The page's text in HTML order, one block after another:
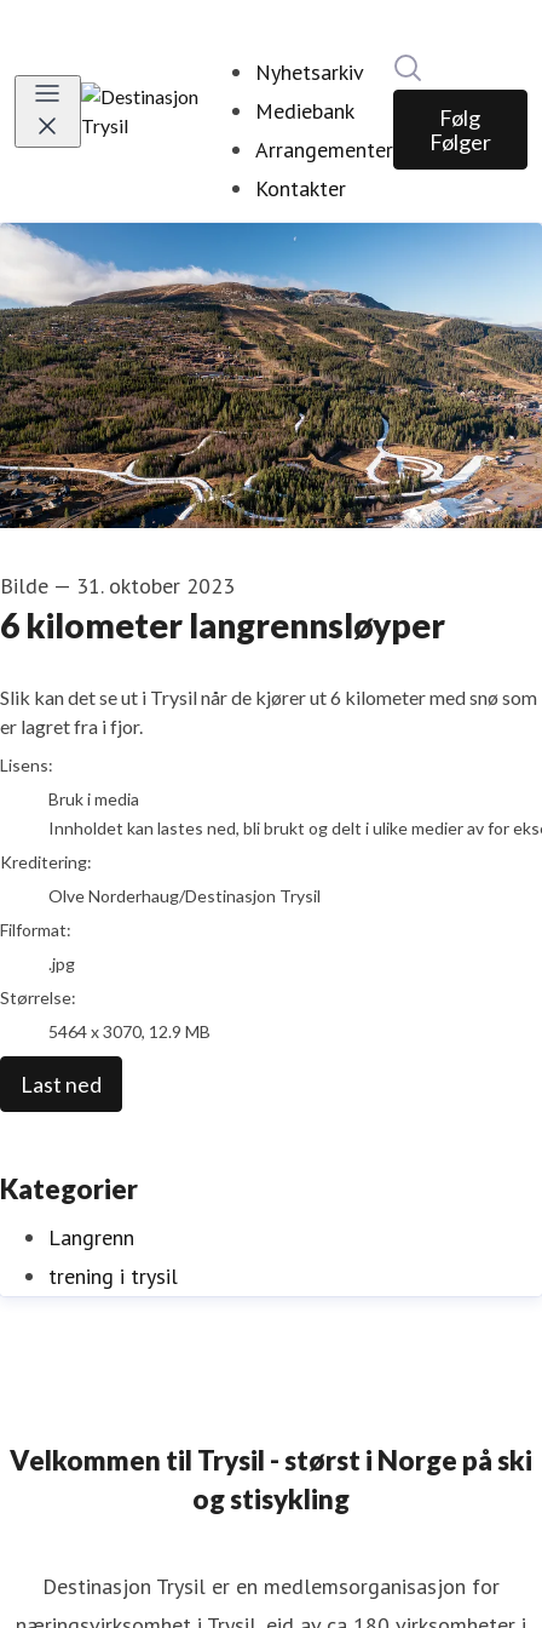
Nyhetsarkiv
Mediebank
Arrangementer
Kontakter
Følg
Følger
Bilde — 31. oktober 2023
6 kilometer langrennsløyper
Slik kan det se ut i Trysil når de kjører ut 6 kilometer med snø som
er lagret fra i fjor.
Olve Norderhaug/Destinasjon Trysil
Lisens:
Bruk i media
Innholdet kan lastes ned, bli brukt og delt i ulike medier av for
Kreditering:
Olve Norderhaug/Destinasjon Trysil
Filformat:
.jpg
Størrelse:
5464 x 3070, 12.9 MB
Last ned
Kategorier
Langrenn
trening i trysil
Velkommen til Trysil - størst i Norge på ski
og stisykling
Destinasjon Trysil er en medlemsorganisasjon for